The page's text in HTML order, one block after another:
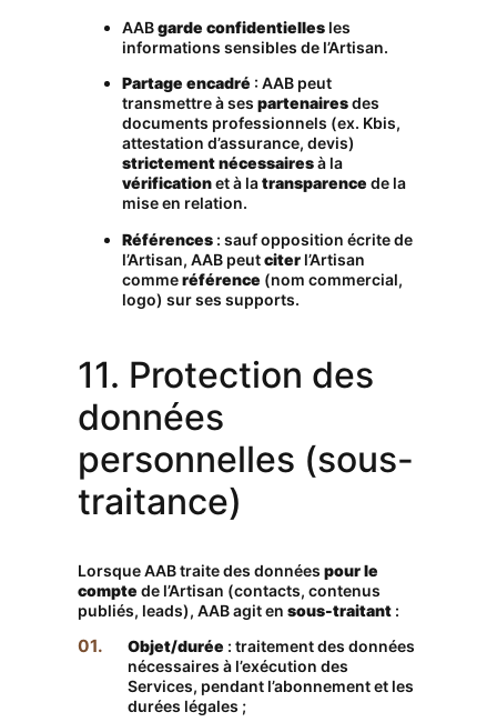
AABgarde confidentielles les
informations sensibles de l’Artisan.
Partage encadré : AAB peut
transmettre à sespartenairesdes
documents professionnels (ex. Kbis,
attestation d’assurance, devis)
strictement nécessairesà la
vérificationet à latransparence de la
mise en relation.
Références : sauf opposition écrite de
l’Artisan, AAB peutciter l’Artisan
commeréférence (nom commercial,
logo) sur ses supports.
11. Protection des
données
personnelles (sous-
traitance)
Lorsque AAB traite des donnéespour le
compte de l’Artisan (contacts, contenus
publiés, leads), AAB agit ensous-traitant :
Objet/durée : traitement des données
nécessaires à l’exécution des
Services, pendant l’abonnement et les
durées légales ;